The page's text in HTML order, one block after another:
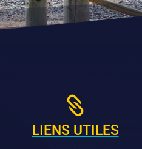

LIENS UTILES